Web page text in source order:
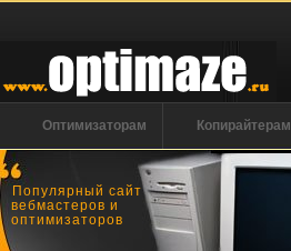
Оптимизаторам Копирайтерам
Популярный сайт
вебмастеров и
оптимизаторов